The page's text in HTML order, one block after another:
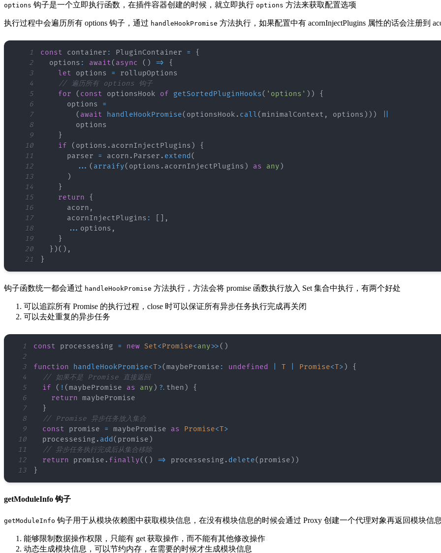
options 钩子是一个立即执行函数，在插件容器创建的时候，就立即执行 options 方法来获取配置选项
执行过程中会遍历所有 options 钩子，通过 handleHookPromise 方法执行，如果配置中有 acornInjectPlugins 属性的话会注册到
1 const container : PluginContainer =
{
2
  options
: await( async ( ) =>
{
3
let options =
4
// 遍历所有 options 钩子
5
for ( const optionsHook of getSortedPluginHooks( 'options' ) )
{
6
      options
=
7
( await handleHookPromise( optionsHook . call(minimalContext , options ) ) )
8
9
}
10
if ( options . acornInjectPlugins )
{
11
      parser
= acorn . Parser . extend (
12
... ( arraify( options . acornInjectPlugins ) as any )
13
)
14
}
15
return
{
16
      acorn
,
17
      acornInjectPlugins
:
,
18
... options ,
19
}
20
} )( ) ,
21
}
钩子函数统一都会通过 handleHookPromise 方法执行，方法会将 promise 函数执行放入 Set 集合中执行，有两个好处
可以追踪所有 Promise 的执行过程，close 时可以保证所有异步任务执行完成再关闭
可以去处重复的异步任务
1 const processesing = new Set<Promise<any>>( )
2
3
function handleHookPromise<T>(maybePromise : undefined T Promise<T> )
{
4
// 如果不是 Promise 直接返回
5
if ( ! (maybePromise as any ) ?. then )
{
6
return
7
}
8
// Promise 异步任务放入集合
9
const promise = maybePromise as Promise<T>
10
  processesing
. add ( promise )
11
// 异步任务执行完成后从集合移除
12
return promise . finally( ( ) => processesing . delete( promise ) )
13
}
getModuleInfo 钩子
getModuleInfo 钩子用于从模块依赖图中获取模块信息，在没有模块信息的时候会通过 Proxy 创建一个代理对象再返回模块信
能够限制数据操作权限，只能有 get 获取操作，而不能有其他修改操作
动态生成模块信息，可以节约内存，在需要的时候才生成模块信息